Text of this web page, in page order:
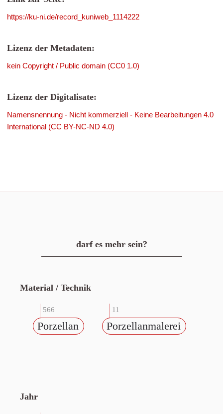
https://ku-ni.de/record_kuniweb_1114222
Lizenz der Metadaten:
kein Copyright / Public domain (CC0 1.0)
Lizenz der Digitalisate:
Namensnennung - Nicht kommerziell - Keine Bearbeitungen 4.0
International (CC BY-NC-ND 4.0)
darf es mehr sein?
Material / Technik
566
Porzellan
11
Porzellanmalerei
Jahr